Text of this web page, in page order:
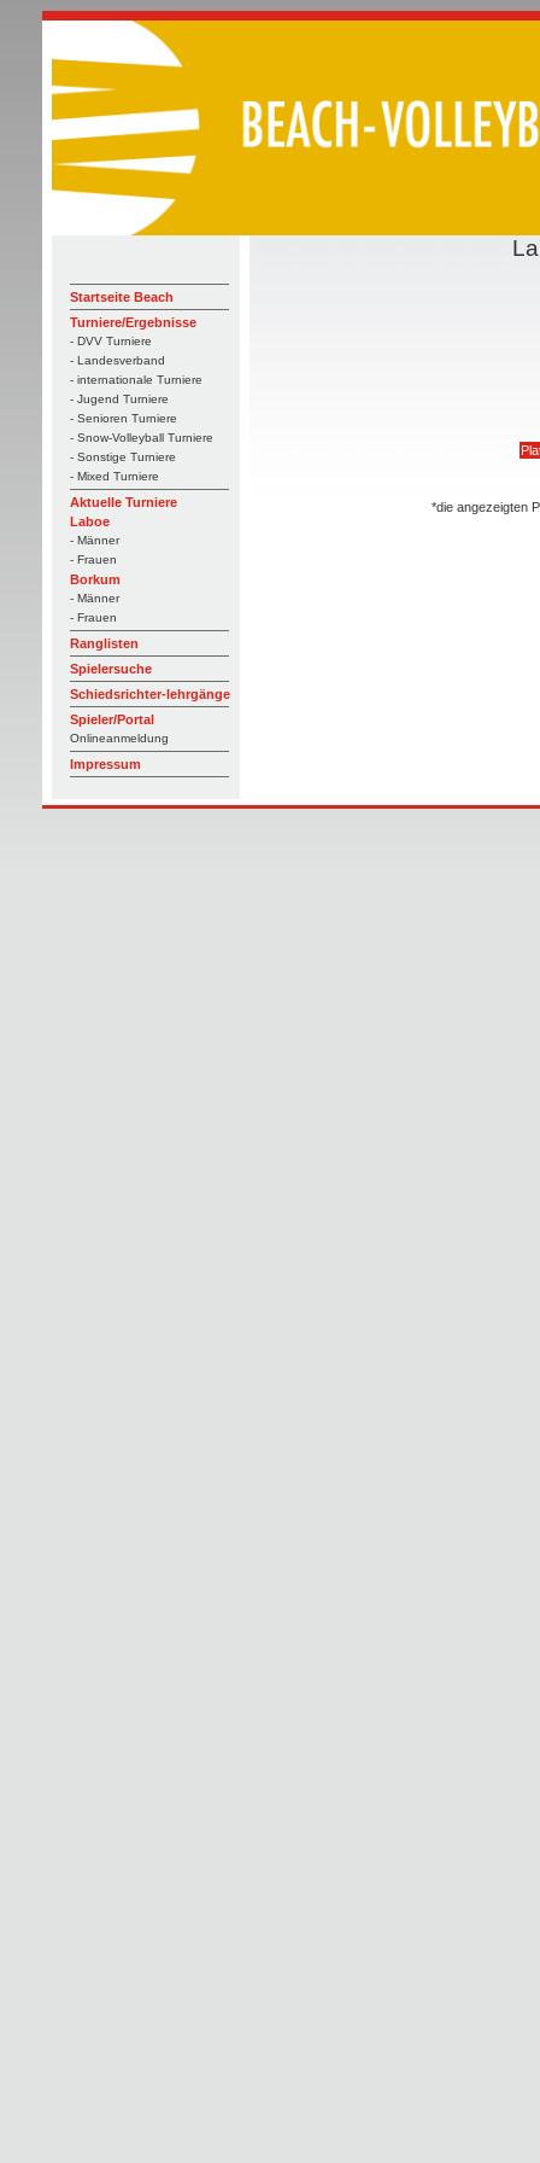
Startseite Beach
Turniere/Ergebnisse
- DVV Turniere
- Landesverband
- internationale Turniere
- Jugend Turniere
- Senioren Turniere
- Snow-Volleyball Turniere
- Sonstige Turniere
- Mixed Turniere
Aktuelle Turniere
Laboe
- Männer
- Frauen
Borkum
- Männer
- Frauen
Ranglisten
Spielersuche
Schiedsrichter-lehrgänge
Spieler/Portal
Onlineanmeldung
Impressum
*die angezeigten